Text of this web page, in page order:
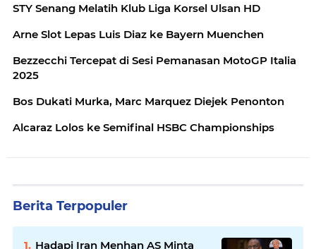
STY Senang Melatih Klub Liga Korsel Ulsan HD
Arne Slot Lepas Luis Diaz ke Bayern Muenchen
Bezzecchi Tercepat di Sesi Pemanasan MotoGP Italia
2025
Bos Dukati Murka, Marc Marquez Diejek Penonton
Alcaraz Lolos ke Semifinal HSBC Championships
Berita Terpopuler
Hadapi Iran Menhan AS Minta